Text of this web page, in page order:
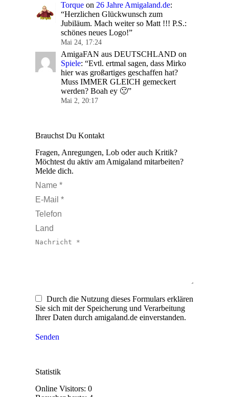
Torque on 26 Jahre Amigaland.de:
“Herzlichen Glückwunsch zum
Jubiläum. Mach weiter so Matt !!! P.S.:
schönes neues Logo!”
Mai 24, 17:24
AmigaFAN aus DEUTSCHLAND on
Spiele: “Evtl. ertmal sagen, dass Mirko
hier was großartiges geschaffen hat?
Muss IMMER GLEICH gemeckert
werden? Boah ey 🙁”
Mai 2, 20:17
Brauchst Du Kontakt
Fragen, Anregungen, Lob oder auch Kritik?
Möchtest du aktiv am Amigaland mitarbeiten?
Melde dich.
Name *
E-Mail *
Telefon
Land
Nachricht *
Durch die Nutzung dieses Formulars erklären
Sie sich mit der Speicherung und Verarbeitung
Ihrer Daten durch amigaland.de einverstanden.
Senden
Statistik
Online Visitors: 0